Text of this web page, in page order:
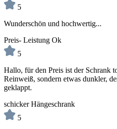
5
Wunderschön und hochwertig...
Preis- Leistung Ok
5
Hallo, für den Preis ist der Schrank
Reinweiß, sondern etwas dunkler,
geklappt.
schicker Hängeschrank
5